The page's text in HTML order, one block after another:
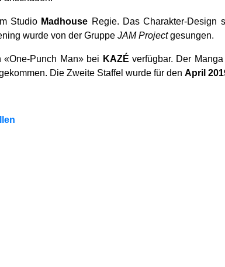
Studio Madhouse Regie. Das Charakter-Design
wurde von der Gruppe JAM Projectgesungen.
«One-Punch Man» bei KAZÉ verfügbar. Der
Die Zweite Staffel wurde für den April